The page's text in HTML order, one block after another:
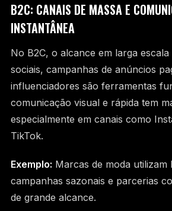
B2C: CANAIS DE MASSA E
INSTANTÂNEA
No B2C, o alcance em larga escala
sociais, campanhas de anúncios
influenciadores são ferramentas
comunicação visual e rápida tem
especialmente em canais como
TikTok.
Exemplo: Marcas de moda utilizam
campanhas sazonais e parcerias
de grande alcance.